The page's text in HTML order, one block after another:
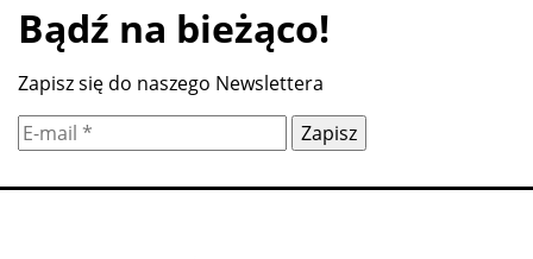
Bądź na bieżąco!
Zapisz się do naszego Newslettera